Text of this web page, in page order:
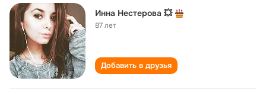
Инна Нестерова 💥
87 лет
Добавить в друзья